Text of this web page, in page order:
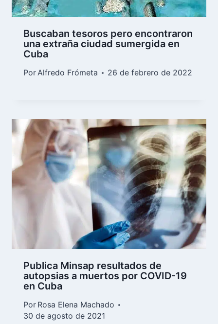
Buscaban tesoros pero encontraron
una extraña ciudad sumergida en
Cuba
PorAlfredo Frómeta 26 de febrero de 2022
Publica Minsap resultados de
autopsias a muertos por COVID-19
en Cuba
Por Rosa Elena Machado
30 de agosto de 2021